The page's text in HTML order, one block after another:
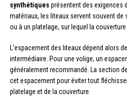
synthétiques présentent des exigences
matériaux, les liteaux servent souvent de
ou à un platelage, sur lequel la couverture
L’espacement des liteaux dépend alors
intermédiaire. Pour une volige, un
généralement recommandé. La section
cet espacement pour éviter tout
platelage et de la couverture.